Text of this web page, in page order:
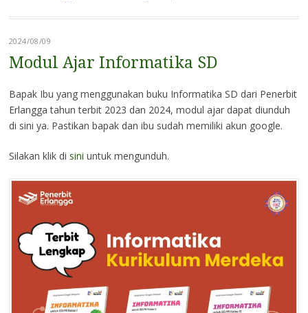
2024/08/09
Modul Ajar Informatika SD
Bapak Ibu yang menggunakan buku Informatika SD dari Penerbit
Erlangga tahun terbit 2023 dan 2024, modul ajar dapat diunduh
di sini ya. Pastikan bapak dan ibu sudah memiliki akun google.
Silakan klik di sini untuk mengunduh.